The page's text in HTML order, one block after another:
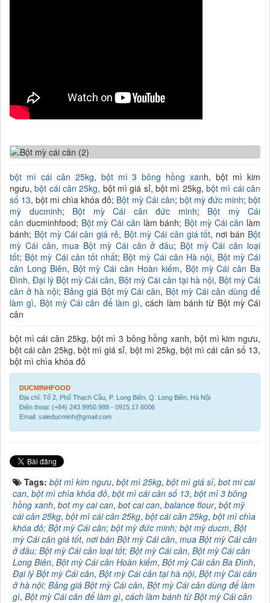
bột mì cái cân 25kg, bột mì 3 bông hồng xanh, bột mì kim
ngưu,bột cái cân 25kg, bột mì giá sỉ, bột mì 25kg,bột mì cái cân
số 13, bột mì chìa khóa đỏ; Bột mỳ Cái cân; bột mỳ đức minh;bột
mỳ ducminh; Bột mỳ Cái cân đức minh; Bột mỳ Cái
cân ducminhfood; Bột mỳ Cái cân làm bánh; Bột mỳ Cái cân làm
bánh; Bột mỳ Cái cân giá rẻ, Bột mỳ Cái cân giá tốt, nơi bán Bột
mỳ Cái cân, mua Bột mỳ Cái cân ở đâu; Bột mỳ Cái cân loại
tốt; Bột mỳ Cái cân tốt nhất; Bột mỳ Cái cân Hà nội, Bột mỳ Cái
cân Long Biên, Bột mỳ Cái cân Hoàn kiếm, Bột mỳ Cái cân Ba
Đình, Đại lý Bột mỳ Cái cân, Bột mỳ Cái cân tại hà nội, Bột mỳ Cái
cân ở hà nội; Bảng giá Bột mỳ Cái cân, Bột mỳ Cái cân dùng để
làm gì, Bột mỳ Cái cân để làm gì, cách làm bánh từ Bột mỳ Cái
cân
bột mì cái cân 25kg, bột mì 3 bông hồng xanh, bột mì kim ngưu,
bột cái cân 25kg, bột mì giá sỉ, bột mì 25kg, bột mì cái cân số 13,
bột mì chìa khóa đỏ
DUCMINHFOOD
Địa chỉ: Tổ 2, Phố Thạch Cầu, P. Long Biên, Q. Long Biên, Hà Nội
Điện thoại: (+84) 243.9950.988 - 0915.17.6006
Email: saleducminh@gmail.com
Tags: bột mì kim ngưu, bột mì 25kg, bột mì giá sỉ, bot mi cai
can, bột mì chìa khóa đỏ, bột mì cái cân số 13, bột mì 3 bông
hồng xanh, bot my cai can, bot cai can, balance flour, bột mỳ
cái cân 25kg, bột mì cái cân 25kg, bột cái cân 25kg, bột mì chìa
khóa đỏ; Bột mỳ Cái cân; bột mỳ đức minh; bột mỳ ducm, Bột
mỳ Cái cân giá tốt, nơi bán Bột mỳ Cái cân, mua Bột mỳ Cái cân
ở đâu; Bột mỳ Cái cân loại tốt; Bột mỳ Cái cân, Bột mỳ Cái cân
Long Biên, Bột mỳ Cái cân Hoàn kiếm, Bột mỳ Cái cân Ba Đình,
Đại lý Bột mỳ Cái cân, Bột mỳ Cái cân tại hà nội, Bột mỳ Cái cân
ở hà nội; Bảng giá Bột mỳ Cái cân, Bột mỳ Cái cân dùng để làm
gì, Bột mỳ Cái cân để làm gì, cách làm bánh từ Bột mỳ Cái cân